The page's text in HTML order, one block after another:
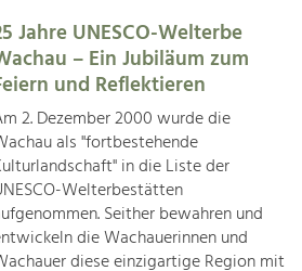
Positioning
Education
Jahre UNESCO-Welterbe
– Ein Jubiläum zum
und Reflektieren
2. Dezember 2000 wurde die
als "fortbestehende
in die Liste der
Welterbestätten
Seither bewahren und
die Wachauerinnen und
diese einzigartige Region mit